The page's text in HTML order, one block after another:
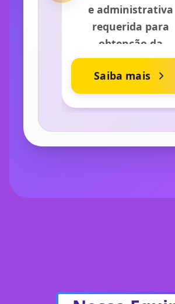
e administrativa
requerida para
obtenção da
autorização junto
Agência Nacional
(Anatel)
Saiba mais